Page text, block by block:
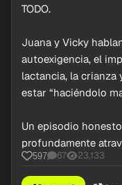
TODO.
Juana y Vicky
autoexigencia, el
lactancia, la crianza
estar “haciéndolo
Un episodio
profundamente
597 67 23,133